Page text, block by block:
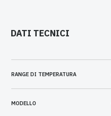
DATI TECNICI
RANGE DI TEMPERATURA
MODELLO